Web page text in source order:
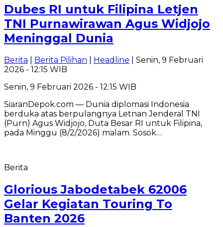
Dubes RI untuk Filipina Letjen
TNI Purnawirawan Agus Widjojo
Meninggal Dunia
Berita Berita Pilihan Headline | Senin, 9 Februari
2026 - 12:15 WIB
Senin, 9 Februari 2026 - 12:15 WIB
SiaranDepok.com — Dunia diplomasi Indonesia
berduka atas berpulangnya Letnan Jenderal TNI
(Purn) Agus Widjojo, Duta Besar RI untuk Filipina,
pada Minggu (8/2/2026) malam. Sosok…
Berita
Glorious Jabodetabek 62006
Gelar Kegiatan Touring To
Banten 2026